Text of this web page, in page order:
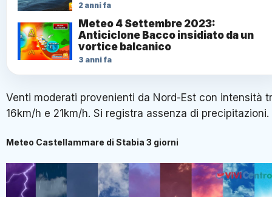
2 anni fa
Meteo 4 Settembre 2023:
Anticiclone Bacco insidiato da un
vortice balcanico
3 anni fa
Venti moderati provenienti da Nord-Est con intensità
16km/h e 21km/h. Si registra assenza di precipitazioni.
Meteo Castellammare di Stabia 3 giorni